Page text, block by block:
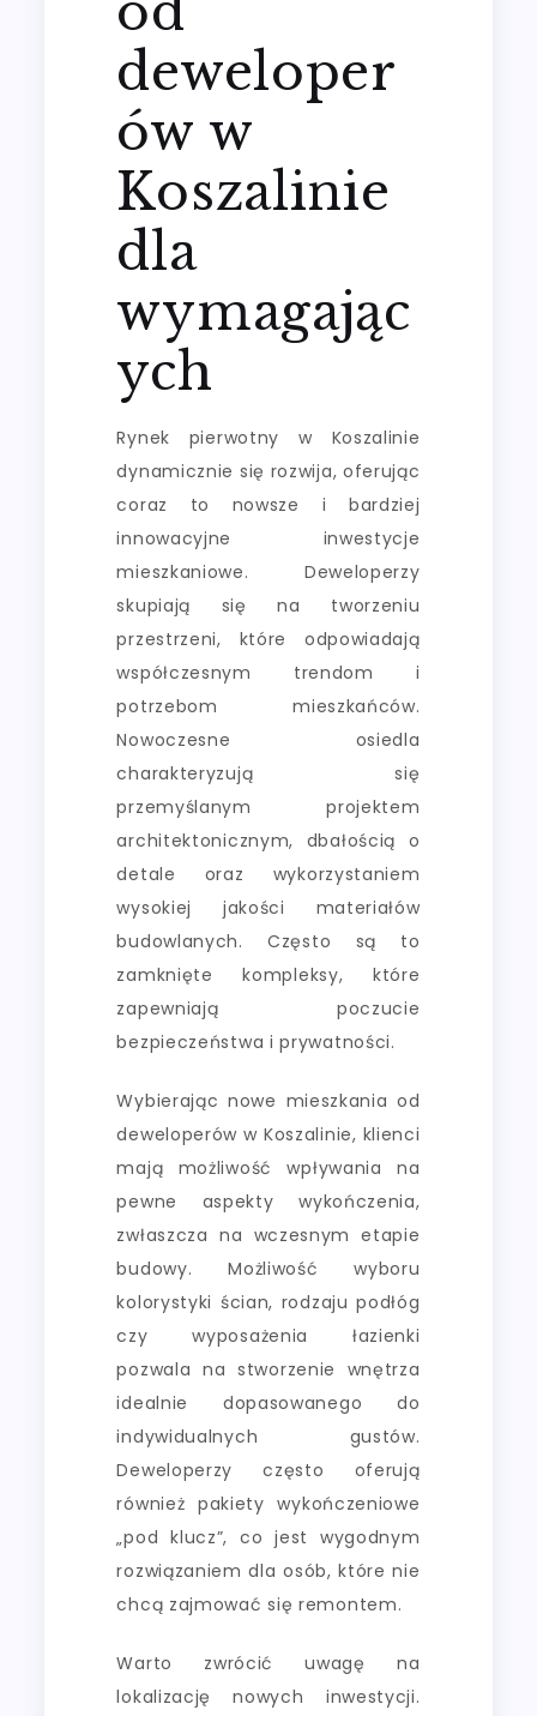
deweloper
ów w
Koszalinie
dla
wymagając
ych
Rynek pierwotny w Koszalinie
dynamicznie się rozwija, oferując
coraz to nowsze i bardziej
innowacyjne inwestycje
mieszkaniowe. Deweloperzy
skupiają się na tworzeniu
przestrzeni, które odpowiadają
współczesnym trendom i
potrzebom mieszkańców.
Nowoczesne osiedla
charakteryzują się
przemyślanym projektem
architektonicznym, dbałością o
detale oraz wykorzystaniem
wysokiej jakości materiałów
budowlanych. Często są to
zamknięte kompleksy, które
zapewniają poczucie
bezpieczeństwa i prywatności.
Wybierając nowe mieszkania od
deweloperów w Koszalinie, klienci
mają możliwość wpływania na
pewne aspekty wykończenia,
zwłaszcza na wczesnym etapie
budowy. Możliwość wyboru
kolorystyki ścian, rodzaju podłóg
czy wyposażenia łazienki
pozwala na stworzenie wnętrza
idealnie dopasowanego do
indywidualnych gustów.
Deweloperzy często oferują
również pakiety wykończeniowe
„pod klucz”, co jest wygodnym
rozwiązaniem dla osób, które nie
chcą zajmować się remontem.
Warto zwrócić uwagę na
lokalizację nowych inwestycji.